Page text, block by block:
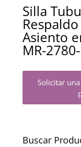
Silla
Asiento
MR-
Solicitar
Buscar